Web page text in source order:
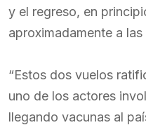
y el regreso, en
aproximadamente a las
“Estos dos vuelos
uno de los actores
llegando vacunas al